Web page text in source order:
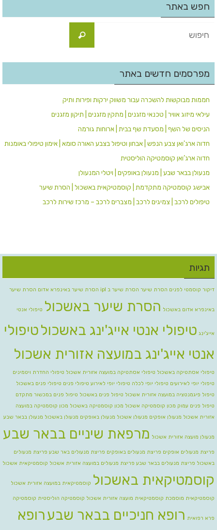
חפש באתר
מפרסמים חדשים באתר
חממות מבוקשות להשכרה עבור משווק ירקות ופירות ותיק
עילאי מיזוג אוויר | טכנאי מזגנים | מתקין מזגנים | תיקון מזגנים
הניסים של השף | מסעדת שף בבית | ארוחות גורמה
חדוה ארג'ואן צבע הנפש | אבחון וטיפול בצבע האורה סומא | אימון טיפולי באומנות
חדוה ארג’ואן קוסמטיקה הוליסטית
מנעולן בבאר שבע | מנעולן באופקים | ויטלי המנעולן
אבישג קוסמטיקה מתקדמת | קוסמטיקאית באשכול | הסרת שיער
טיפולים לרכב | צמיגים לרכב | מצברים לרכב – מרכז שירות לרכב
תגיות
דיקור קוסמטי לפנים הסרת שיער הסרת שיער ב ipl הסרת שיער באינפרא אדום הסרת שיער
באינפרא אדום באשכול הסרת שיער באשכול טיפולי אנטי
אייג'ינג טיפולי אנטי אייג'ינג באשכולטיפולי
אנטי אייג'ינג במועצה אזורית אשכול
טיפולי אסתטיקה באשכול טיפולי אסתטיקה במועצה אזורית אשכול טיפולי החדרת ויטמינים
טיפולי יופי לאירועים טיפולי יופי לכלה טיפולי יופי לאירוע טיפולי פנים טיפולי פנים באשכול
טיפול פיגמנטציה במועצה אזורית אשכול טיפול פנים באשכול טיפול פנים במכשור מתקדם
טיפול פנים עמוק מכון קוסמטיקה אשכול מכון קוסמטיקה באשכול מכון קוסמטיקה במועצה
אזורית אשכול מנעולן אופקים מנעולן אשכול מנעולן באופקים מנעולן באשכול מנעולן בבאר שבע
מנעולן מועצה אזורית אשכול מרפאת שיניים בבאר שבע
פריצת מנעולים אופקים פריצת מנעולים באופקים פריצת מנעולים באר שבע פריצת מנעולים
באשכול פריצת מנעולים בבאר שבע פריצת מנעולים במועצה אזורית אשכול קוסמטיקאית אשכול
קוסמטיקאית באשכול קוסמטיקאית במועצה אזורית אשכול
קוסמטיקאית מוסמכת קוסמטיקאית מועצה אזורית אשכול קוסמטיקה הוליסטית קוסמטיקה
פרא רפואית רופא חניכיים בבאר שבערופא